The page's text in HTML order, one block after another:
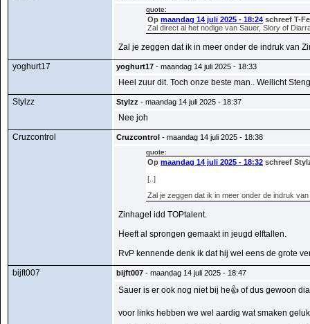
quote:
Op maandag 14 juli 2025 - 18:24 schreef T-
Zal direct al het nodige van Sauer, Slory of
Zal je zeggen dat ik in meer onder de indruk van
yoghurt17
yoghurt17 - maandag 14 juli 2025 - 18:33
Heel zuur dit. Toch onze beste man.. Wellicht
Stylzz
Stylzz - maandag 14 juli 2025 - 18:37
Nee joh
Cruzcontrol
Cruzcontrol - maandag 14 juli 2025 - 18:38
quote:
Op maandag 14 juli 2025 - 18:32 schreef
[..]
Zal je zeggen dat ik in meer onder de indruk
Zinhagel idd TOPtalent.
Heeft al sprongen gemaakt in jeugd elftallen.
RvP kennende denk ik dat hij wel eens de grote
bijft007
bijft007 - maandag 14 juli 2025 - 18:47
Sauer is er ook nog niet bij he👍 of dus gewoon
voor links hebben we wel aardig wat smaken